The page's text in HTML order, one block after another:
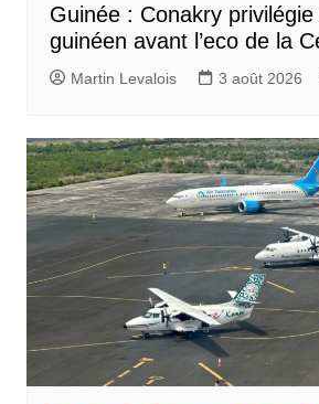
Guinée : Conakry
guinéen avant l’eco de la
Martin Levalois 3 août 2026